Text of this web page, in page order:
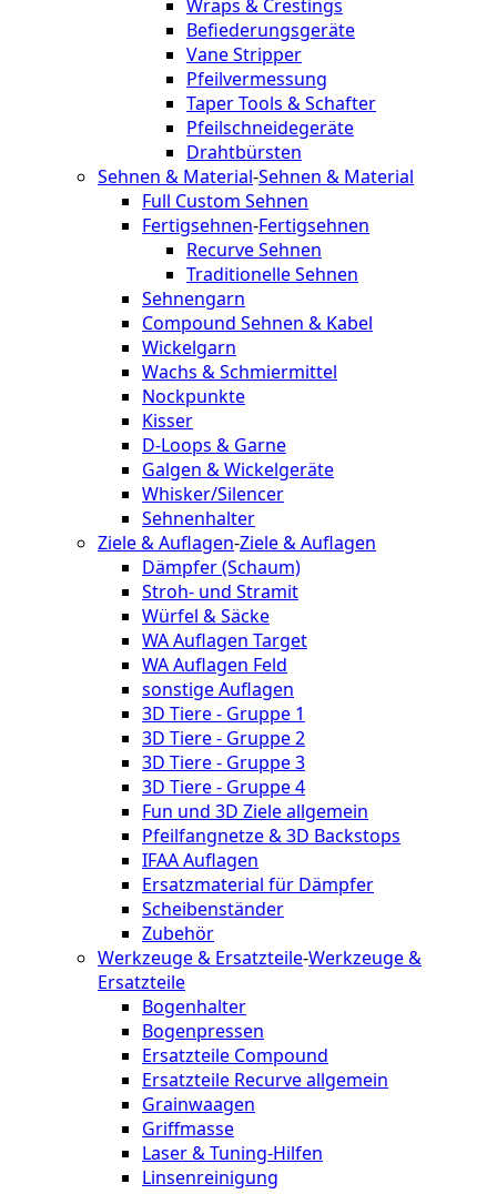
Wraps & Crestings
Befiederungsgeräte
Vane Stripper
Pfeilvermessung
Taper Tools & Schafter
Pfeilschneidegeräte
Drahtbürsten
Sehnen & Material-Sehnen & Material
Full Custom Sehnen
Fertigsehnen-Fertigsehnen
Recurve Sehnen
Traditionelle Sehnen
Sehnengarn
Compound Sehnen & Kabel
Wickelgarn
Wachs & Schmiermittel
Nockpunkte
Kisser
D-Loops & Garne
Galgen & Wickelgeräte
Whisker/Silencer
Sehnenhalter
Ziele & Auflagen-Ziele & Auflagen
Dämpfer (Schaum)
Stroh- und Stramit
Würfel & Säcke
WA Auflagen Target
WA Auflagen Feld
sonstige Auflagen
3D Tiere - Gruppe 1
3D Tiere - Gruppe 2
3D Tiere - Gruppe 3
3D Tiere - Gruppe 4
Fun und 3D Ziele allgemein
Pfeilfangnetze & 3D Backstops
IFAA Auflagen
Ersatzmaterial für Dämpfer
Scheibenständer
Zubehör
Werkzeuge & Ersatzteile-Werkzeuge &
Ersatzteile
Bogenhalter
Bogenpressen
Ersatzteile Compound
Ersatzteile Recurve allgemein
Grainwaagen
Griffmasse
Laser & Tuning-Hilfen
Linsenreinigung